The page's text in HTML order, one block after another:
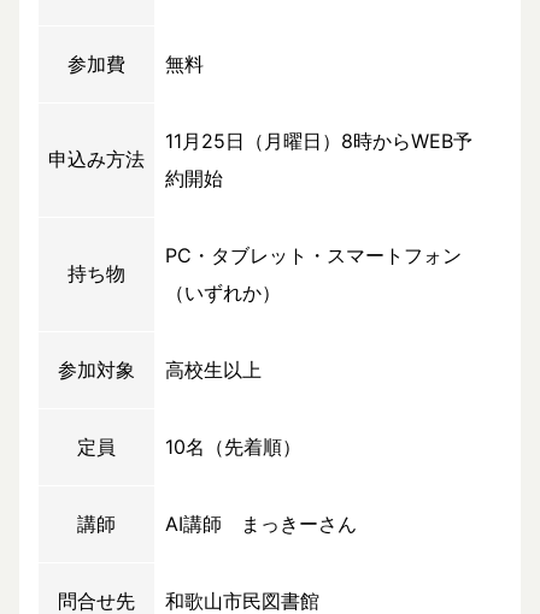
参加費 無料
申込み方法
11月25日（月曜日）8時からWEB予
約開始
持ち物
PC・タブレット・スマートフォン
（いずれか）
参加対象 高校生以上
定員 10名（先着順）
講師 AI講師 まっきーさん
問合せ先 和歌山市民図書館